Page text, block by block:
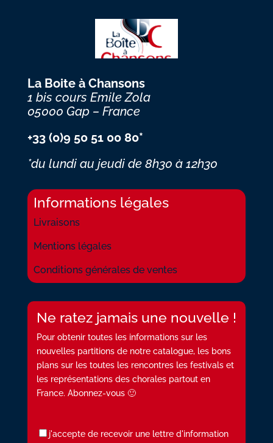
La Boite à Chansons
1 bis cours Emile Zola
05000 Gap – France
+33 (0)9 50 51 00 80*
*du lundi au jeudi de 8h30 à 12h30
Informations légales
Livraisons
Mentions légales
Conditions générales de ventes
Ne ratez jamais une nouvelle !
Pour obtenir toutes les informations sur les
nouvelles partitions de notre catalogue, les bons
plans sur les toutes les rencontres les festivals et
les représentations des chorales partout en
France. Abonnez-vous 🙂
j'accepte de recevoir une lettre d'information